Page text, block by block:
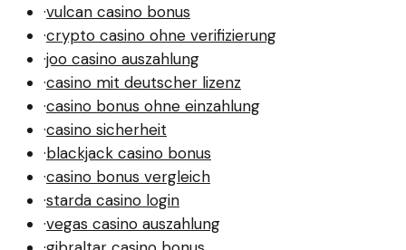
·vulcan casino bonus
·crypto casino ohne verifizierung
·joo casino auszahlung
·casino mit deutscher lizenz
·casino bonus ohne einzahlung
·casino sicherheit
·blackjack casino bonus
·casino bonus vergleich
·starda casino login
·vegas casino auszahlung